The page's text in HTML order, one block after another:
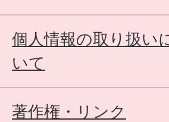
個人情報の取り扱い
いて
著作権・リンク